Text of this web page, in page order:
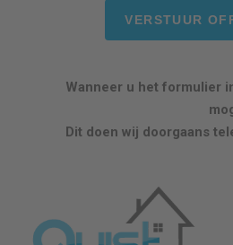
Wanneer u het formulier
Dit doen wij doorgaans